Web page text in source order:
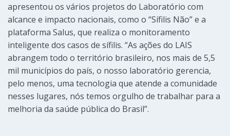
apresentou os vários projetos do Laboratório com
alcance e impacto nacionais, como o “Sífilis Não” e a
plataforma Salus, que realiza o monitoramento
inteligente dos casos de sífilis. “As ações do LAIS
abrangem todo o território brasileiro, nos mais de 5,5
mil municípios do país, o nosso laboratório gerencia,
pelo menos, uma tecnologia que atende a comunidade
nesses lugares, nós temos orgulho de trabalhar para a
melhoria da saúde pública do Brasil”.